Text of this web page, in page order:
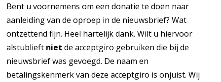
Bent u voornemens om een donatie te doen naar
aanleiding van de oproep in de nieuwsbrief? Wat
ontzettend fijn. Heel hartelijk dank. Wilt u hiervoor
alstublieft niet de acceptgiro gebruiken die bij de
nieuwsbrief was gevoegd. De naam en
betalingskenmerk van deze acceptgiro is onjuist. Wij